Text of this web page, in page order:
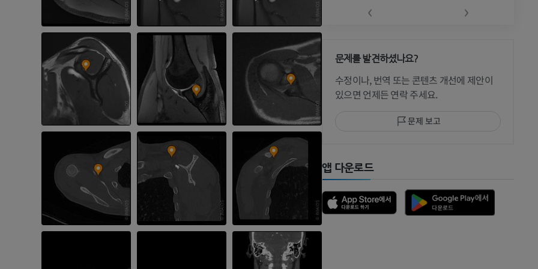
손 MRI
MRI
팔 방사선촬영
방사선 사진
프리미엄
팔
프리미엄
팔 혈관조영술
혈관조영
무료
무릎 MRI
MRI
프리미엄
무릎 관절조영 CT
CT 관절
프리미엄
발목 및 발뒤부 MRI
발앞부 MRI
MRI
프리미엄
다리 CTA
‹ ›
문제를 발견하셨나요?
수정이나, 번역 또는 콘텐츠 개선에 제안이
있으면 언제든 연락 주세요.
문제 보고
앱 다운로드